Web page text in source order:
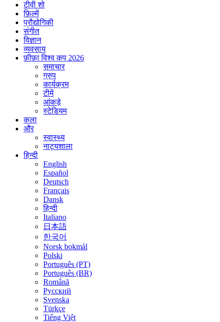
टीवी शो
फ़िल्में
प्रौद्योगिकी
संगीत
विज्ञान
व्यवसाय
फ़ीफ़ा विश्व कप 2026
समाचार
ग्रुप
कार्यक्रम
टीमें
आंकड़े
स्टेडियम
कला
और
स्वास्थ्य
नाट्यशाला
हिन्दी
English
Español
Deutsch
Français
Dansk
हिन्दी
Italiano
日本語
한국어
Norsk bokmål
Polski
Português (PT)
Português (BR)
Română
Русский
Svenska
Türkçe
Tiếng Việt